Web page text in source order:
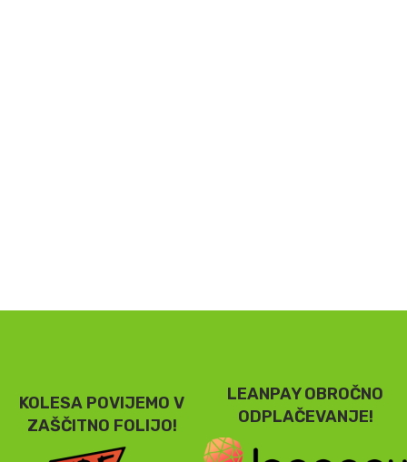
KOLESA POVIJEMO V
ZAŠČITNO FOLIJO!
LEANPAY OBROČNO
ODPLAČEVANJE!